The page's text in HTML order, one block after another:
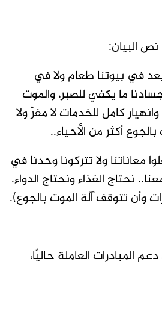
البيان:
في بيوتنا طعام ولا في
ما يكفي للصبر، والموت
كامل للخدمات لا مفرّ ولا
أكثر من الأحياء..
معاناتنا ولا تتركونا وحدنا في
نحتاج الغذاء ونحتاج الدواء.
وأن تتوقف آلة الموت بالجوع).
المبادرات العاملة حاليًا،